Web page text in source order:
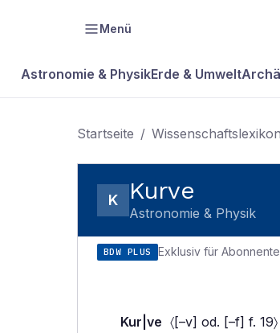
Menü
Astronomie & PhysikErde & Umwelt
Startseite / Wissenschaftslexikon
K Kurve
Astronomie & Physik
BDW PLUS Exklusiv für
Kur|ve 〈[–v] od. [–f] f. 19〉